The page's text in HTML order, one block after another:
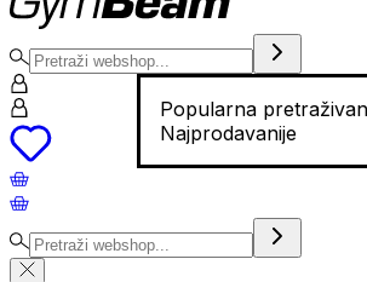
Popularna
Najprodavanije